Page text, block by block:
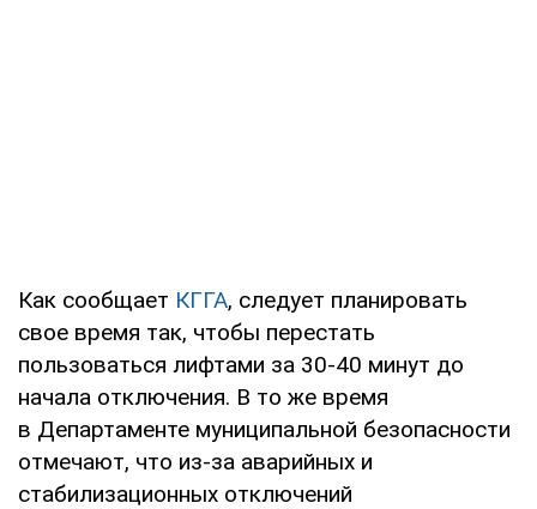
Как сообщает КГГА, следует планировать
свое время так, чтобы перестать
пользоваться лифтами за 30-40 минут до
начала отключения. В то же время
в Департаменте муниципальной безопасности
отмечают, что из-за аварийных и
стабилизационных отключений